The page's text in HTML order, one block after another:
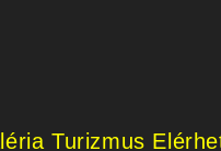
Turizmus